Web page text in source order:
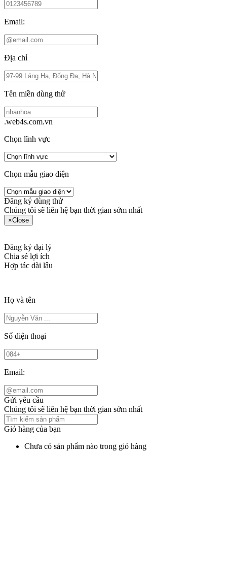
Email:
Địa chỉ
Tên miền dùng thử
.web4s.com.vn
Chọn lĩnh vực
Chọn mẫu giao diện
Đăng ký dùng thử
Chúng tôi sẽ liên hệ bạn thời gian sớm nhất
×Close
Đăng ký đại lý
Chia sẻ lợi ích
Hợp tác dài lâu
Họ và tên
Số điện thoại
Email:
Gửi yêu cầu
Chúng tôi sẽ liên hệ bạn thời gian sớm nhất
Giỏ hàng của bạn
Chưa có sản phẩm nào trong giỏ hàng